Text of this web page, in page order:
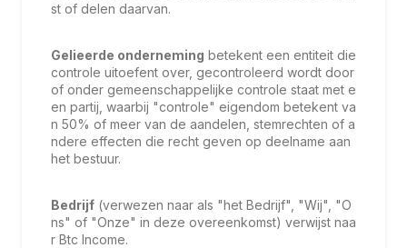
st of delen daarvan.
Gelieerde onderneming betekent een entiteit die
controle uitoefent over, gecontroleerd wordt door
of onder gemeenschappelijke controle staat met e
en partij, waarbij "controle" eigendom betekent va
n 50% of meer van de aandelen, stemrechten of a
ndere effecten die recht geven op deelname aan
het bestuur.
Bedrijf (verwezen naar als "het Bedrijf", "Wij", "O
ns" of "Onze" in deze overeenkomst) verwijst naa
r Btc Income.